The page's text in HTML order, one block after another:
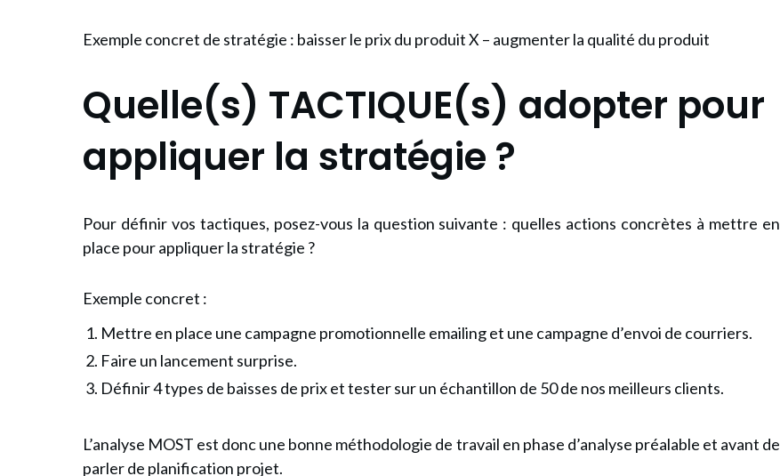
Exemple concret de stratégie : baisser le prix du produit X – augmenter la qualité du produit
Quelle(s) TACTIQUE(s) adopter pour
appliquer la stratégie ?
Pour définir vos tactiques, posez-vous la question suivante : quelles actions concrètes à mettre en
place pour appliquer la stratégie ?
Exemple concret :
Mettre en place une campagne promotionnelle emailing et une campagne d’envoi de courriers.
Faire un lancement surprise.
Définir 4 types de baisses de prix et tester sur un échantillon de 50 de nos meilleurs clients.
L’analyse MOST est donc une bonne méthodologie de travail en phase d’analyse préalable et avant de
parler de planification projet.